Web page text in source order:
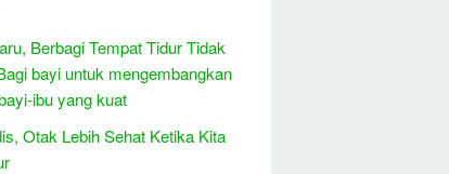
Berbagi Tempat Tidur Tidak
bayi untuk mengembangkan
ibu yang kuat
Otak Lebih Sehat Ketika Kita